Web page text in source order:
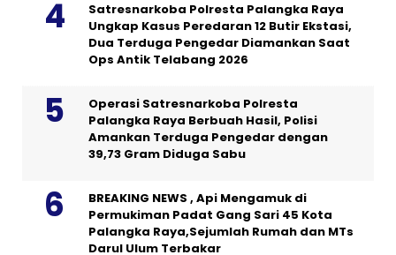
Satresnarkoba Polresta Palangka Raya
Ungkap Kasus Peredaran 12 Butir Ekstasi,
Dua Terduga Pengedar Diamankan Saat
Ops Antik Telabang 2026
Operasi Satresnarkoba Polresta
Palangka Raya Berbuah Hasil, Polisi
Amankan Terduga Pengedar dengan
39,73 Gram Diduga Sabu
BREAKING NEWS , Api Mengamuk di
Permukiman Padat Gang Sari 45 Kota
Palangka Raya,Sejumlah Rumah dan MTs
Darul Ulum Terbakar